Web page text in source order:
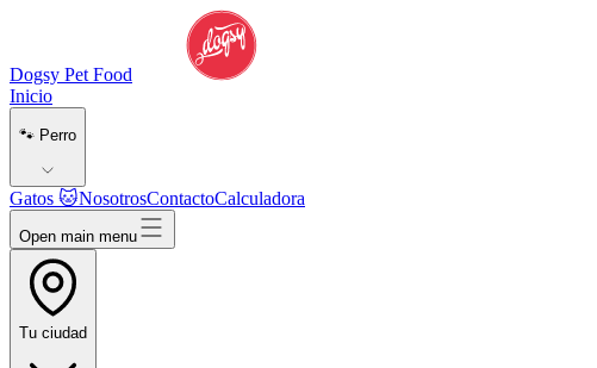
Dogsy Pet Food
Inicio
🐾 Perro
Gatos 🐱NosotrosContactoCalculadora
Open main menu
Tu ciudad